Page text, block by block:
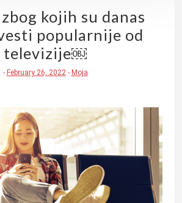
kojih su danas
popularnije od
televizije￼
- February 26, 2022 - Moja